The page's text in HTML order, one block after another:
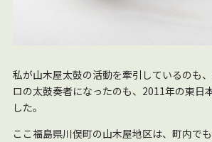
私が山木屋太鼓の活動を牽引しているのも
ロの太鼓奏者になったのも、2011年の東日
した。
ここ福島県川俣町の山木屋地区は、町内で